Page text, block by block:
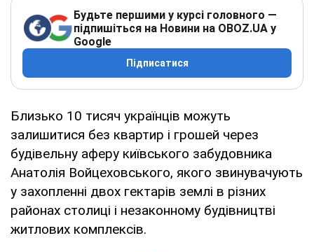
Будьте першими у курсі головного —
підпишіться на Новини на OBOZ.UA у
Google
Підписатися
Близько 10 тисяч українців можуть
залишитися без квартир і грошей через
будівельну аферу київського забудовника
Анатолія Войцеховського, якого звинувачують
у захопленні двох гектарів землі в різних
районах столиці і незаконному будівництві
житлових комплексів.